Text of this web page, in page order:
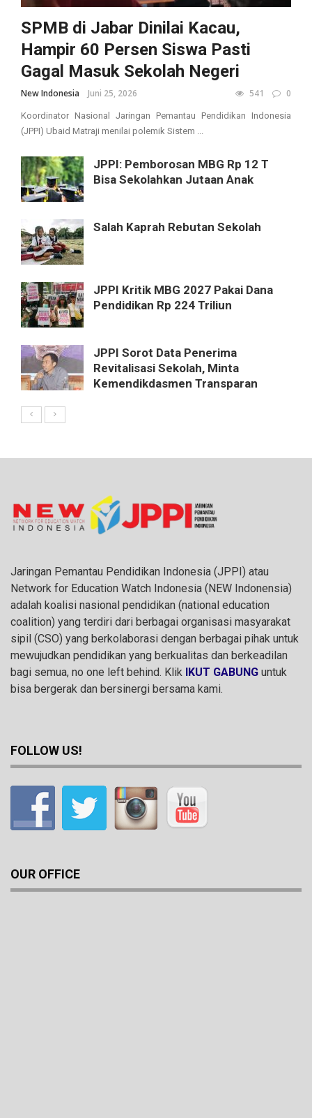
SPMB di Jabar Dinilai Kacau,
Hampir 60 Persen Siswa Pasti
Gagal Masuk Sekolah Negeri
New Indonesia Juni 25, 2026 541 0
Koordinator Nasional Jaringan Pemantau Pendidikan Indonesia
(JPPI) Ubaid Matraji menilai polemik Sistem ...
JPPI: Pemborosan MBG Rp 12 T
Bisa Sekolahkan Jutaan Anak
Salah Kaprah Rebutan Sekolah
JPPI Kritik MBG 2027 Pakai Dana
Pendidikan Rp 224 Triliun
JPPI Sorot Data Penerima
Revitalisasi Sekolah, Minta
Kemendikdasmen Transparan
Jaringan Pemantau Pendidikan Indonesia (JPPI) atau
Network for Education Watch Indonesia (NEW Indonensia)
adalah koalisi nasional pendidikan (national education
coalition) yang terdiri dari berbagai organisasi masyarakat
sipil (CSO) yang berkolaborasi dengan berbagai pihak untuk
mewujudkan pendidikan yang berkualitas dan berkeadilan
bagi semua, no one left behind. Klik IKUT GABUNG untuk
bisa bergerak dan bersinergi bersama kami.
FOLLOW US!
OUR OFFICE